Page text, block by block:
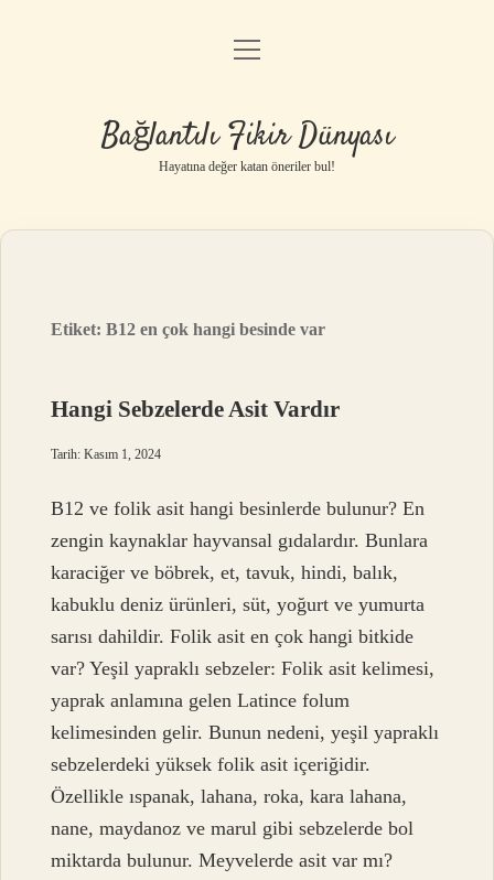
Anasayfa
Yasal Uyarı
menüyü
Bağlantılı Fikir Dünyası
Hayatına değer katan öneriler bul!
Etiket:B12 en çok hangi besinde var
Hangi Sebzelerde Asit Vardır
Tarih: Kasım 1, 2024
B12 ve folik asit hangi besinlerde bulunur? En
zengin kaynaklar hayvansal gıdalardır. Bunlara
karaciğer ve böbrek, et, tavuk, hindi, balık,
kabuklu deniz ürünleri, süt, yoğurt ve yumurta
sarısı dahildir. Folik asit en çok hangi bitkide
var? Yeşil yapraklı sebzeler: Folik asit kelimesi,
yaprak anlamına gelen Latince folum
kelimesinden gelir. Bunun nedeni, yeşil yapraklı
sebzelerdeki yüksek folik asit içeriğidir.
Özellikle ıspanak, lahana, roka, kara lahana,
nane, maydanoz ve marul gibi sebzelerde bol
miktarda bulunur. Meyvelerde asit var mı?